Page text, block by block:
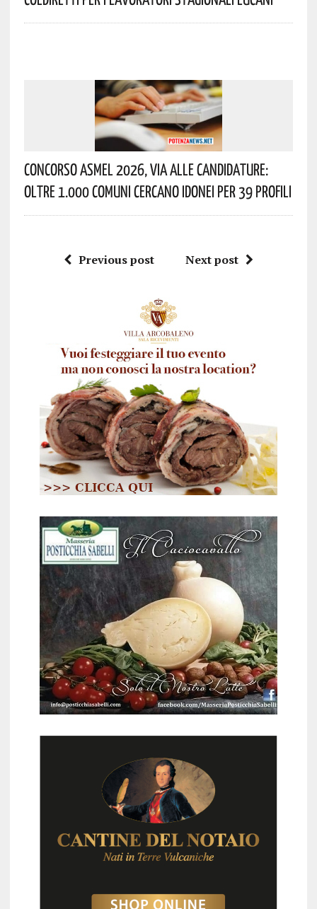
Concorso Asmel 2026, Via Alle Candidature:
Oltre 1.000 Comuni Cercano Idonei Per 39 Profili
Previous post Next post